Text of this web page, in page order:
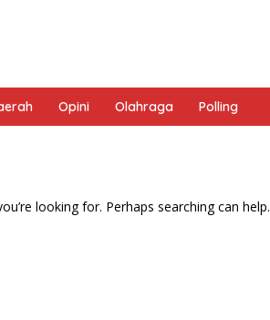
Opini Olahraga Polling
looking for. Perhaps searching can help.